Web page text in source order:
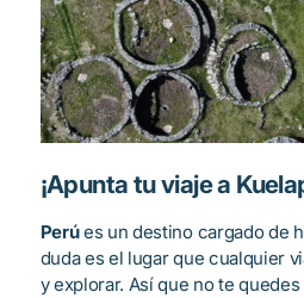
¡Apunta tu viaje a
Perúes un destino cargado de
duda es el lugar que cualquier
y explorar. Así que no te